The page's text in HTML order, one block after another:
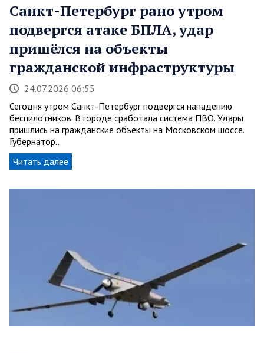
Санкт-Петербург рано утром
подвергся атаке БПЛА, удар
пришёлся на объекты
гражданской инфраструктуры
24.07.2026 06:55
Сегодня утром Санкт-Петербург подвергся нападению
беспилотников. В городе сработала система ПВО. Удары
пришлись на гражданские объекты на Московском шоссе.
Губернатор…
Читать далее